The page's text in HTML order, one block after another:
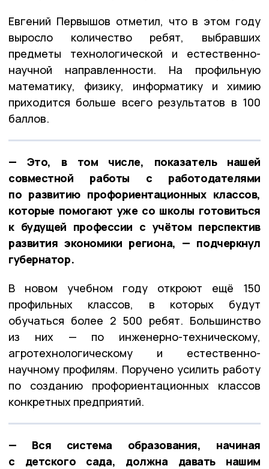
Евгений Первышов отметил, что в этом году
выросло количество ребят, выбравших
предметы технологической и естественно-
научной направленности. На профильную
математику, физику, информатику и химию
приходится больше всего результатов в 100
баллов.
— Это, в том числе, показатель нашей
совместной работы с работодателями
по развитию профориентационных классов,
которые помогают уже со школы готовиться
к будущей профессии с учётом перспектив
развития экономики региона, — подчеркнул
губернатор.
В новом учебном году откроют ещё 150
профильных классов, в которых будут
обучаться более 2 500 ребят. Большинство
из них — по инженерно-техническому,
агротехнологическому и естественно-
научному профилям. Поручено усилить работу
по созданию профориентационных классов
конкретных предприятий.
— Вся система образования, начиная
с детского сада, должна давать нашим